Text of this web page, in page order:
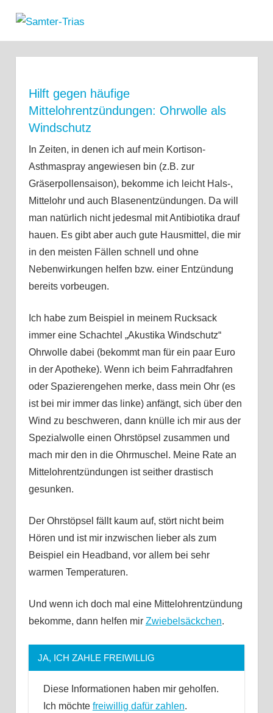
Inhalt
springen
Salicylsäure-
Unverträglichkeit
Hilft gegen häufige
Mittelohrentzündungen: Ohrwolle als
Windschutz
In Zeiten, in denen ich auf mein Kortison-
Asthmaspray angewiesen bin (z.B. zur
Gräserpollensaison), bekomme ich leicht Hals-,
Mittelohr und auch Blasenentzündungen. Da will
man natürlich nicht jedesmal mit Antibiotika drauf
hauen. Es gibt aber auch gute Hausmittel, die mir
in den meisten Fällen schnell und ohne
Nebenwirkungen helfen bzw. einer Entzündung
bereits vorbeugen.
Ich habe zum Beispiel in meinem Rucksack
immer eine Schachtel „Akustika Windschutz“
Ohrwolle dabei (bekommt man für ein paar Euro
in der Apotheke). Wenn ich beim Fahrradfahren
oder Spazierengehen merke, dass mein Ohr (es
ist bei mir immer das linke) anfängt, sich über den
Wind zu beschweren, dann knülle ich mir aus der
Spezialwolle einen Ohrstöpsel zusammen und
mach mir den in die Ohrmuschel. Meine Rate an
Mittelohrentzündungen ist seither drastisch
gesunken.
Der Ohrstöpsel fällt kaum auf, stört nicht beim
Hören und ist mir inzwischen lieber als zum
Beispiel ein Headband, vor allem bei sehr
warmen Temperaturen.
Und wenn ich doch mal eine Mittelohrentzündung
bekomme, dann helfen mir Zwiebelsäckchen.
JA, ICH ZAHLE FREIWILLIG
Diese Informationen haben mir geholfen.
Ich möchte freiwillig dafür zahlen.